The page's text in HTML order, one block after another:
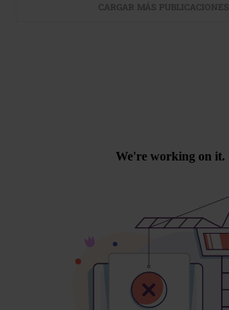
CARGAR MÁS PUBLICACIONES